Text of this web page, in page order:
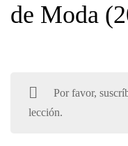
de Moda
Por favor,
lección.